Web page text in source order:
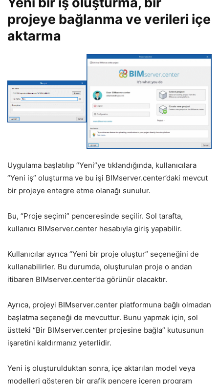
projeye bağlanma ve verileri içe
aktarma
Uygulama başlatılıp “Yeni”ye tıklandığında, kullanıcılara
“Yeni iş” oluşturma ve bu işi BIMserver.center’daki mevcut
bir projeye entegre etme olanağı sunulur.
Bu, “Proje seçimi” penceresinde seçilir. Sol tarafta,
kullanıcı BIMserver.center hesabıyla giriş yapabilir.
Kullanıcılar ayrıca “Yeni bir proje oluştur” seçeneğini de
kullanabilirler. Bu durumda, oluşturulan proje o andan
itibaren BIMserver.center’da görünür olacaktır.
Ayrıca, projeyi BIMserver.center platformuna bağlı olmadan
başlatma seçeneği de mevcuttur. Bunu yapmak için, sol
üstteki “Bir BIMserver.center projesine bağla” kutusunun
işaretini kaldırmanız yeterlidir.
Yeni iş oluşturulduktan sonra, içe aktarılan model veya
modelleri gösteren bir grafik pencere içeren program